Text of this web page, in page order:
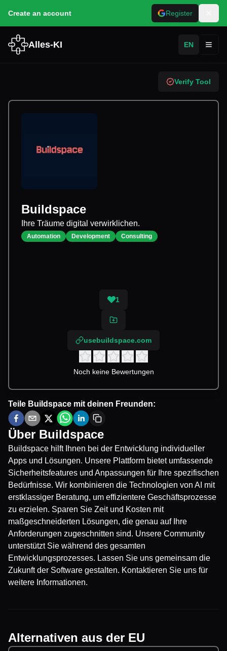
Create an account Register
Alles-KI EN
Verify Tool
Buildspace
Ihre Träume digital verwirklichen.
Automation Development Consulting
1
usebuildspace.com
Noch keine Bewertungen
Teile Buildspace mit deinen Freunden:
Über Buildspace
Buildspace hilft Ihnen bei der Entwicklung individueller
Apps und Lösungen. Unsere Plattform bietet umfassende
Sicherheitsfeatures und Anpassungen für Ihre spezifischen
Bedürfnisse. Wir kombinieren die Technologien von AI mit
erstklassiger Beratung, um effizientere Geschäftsprozesse
zu erzielen. Sparen Sie Zeit und Kosten mit
maßgeschneiderten Lösungen, die genau auf Ihre
Anforderungen zugeschnitten sind. Unsere Community
unterstützt Sie während des gesamten
Entwicklungsprozesses. Lassen Sie uns gemeinsam die
Zukunft der Software gestalten. Kontaktieren Sie uns für
weitere Informationen.
Alternativen aus der EU